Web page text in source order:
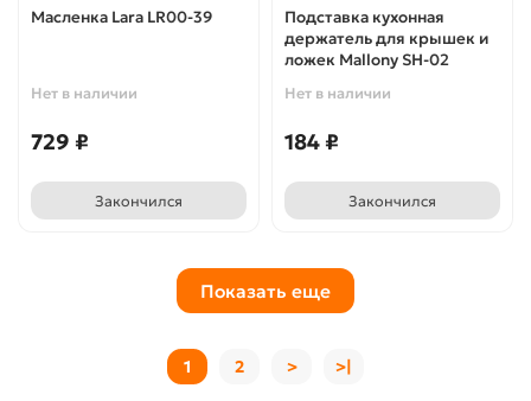
Масленка Lara LR00-39
Нет в наличии
729 ₽
Закончился
Подставка кухонная
держатель для крышек и
ложек Mallony SH-02
Нет в наличии
184 ₽
Закончился
Показать еще
1 2 > >|